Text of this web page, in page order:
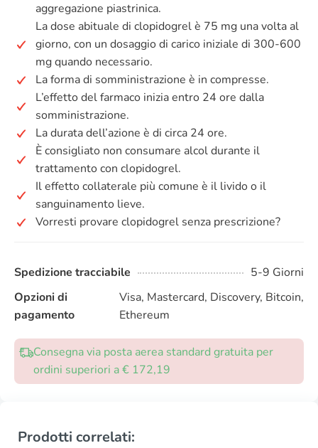
aggregazione piastrinica.
La dose abituale di clopidogrel è 75 mg una volta al
giorno, con un dosaggio di carico iniziale di 300-600
mg quando necessario.
La forma di somministrazione è in compresse.
L’effetto del farmaco inizia entro 24 ore dalla
somministrazione.
La durata dell’azione è di circa 24 ore.
È consigliato non consumare alcol durante il
trattamento con clopidogrel.
Il effetto collaterale più comune è il livido o il
sanguinamento lieve.
Vorresti provare clopidogrel senza prescrizione?
Spedizione tracciabile
5-9 Giorni
Opzioni di
pagamento
Visa, Mastercard, Discovery, Bitcoin,
Ethereum
Consegna via posta aerea standard gratuita per
ordini superiori a € 172,19
Prodotti correlati: